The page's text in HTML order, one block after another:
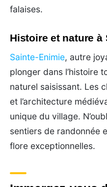
falaises.
Histoire et nature à
Sainte-Enimie, autre
plonger dans l’histoire
naturel saisissant. Les
et l’architecture
unique du village.
sentiers de randonnée
flore exceptionnelles.